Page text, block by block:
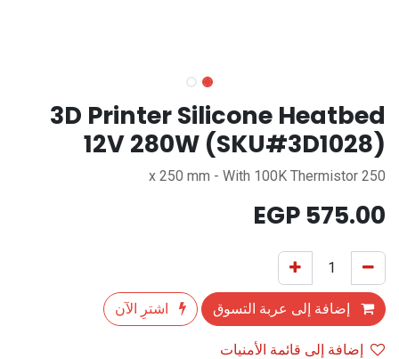
3D Printer Silicone Heatbed
12V 280W (SKU#3D1028)
250 x 250 mm - With 100K Thermistor
575.00
إضافة إلى عربة التسوق
اشترِ الآن
إضافة إلى قائمة الأمنيات